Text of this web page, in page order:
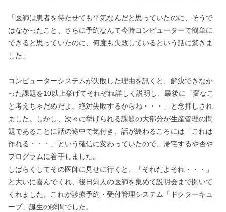
「医師は患者を待たせても平気なんだと思っていたのに、そうで
はなかったこと、さらに予約なんて今時コンピューターで簡単に
できると思っていたのに、何度も失敗しているという話に驚きま
した」
コンピューターシステムが失敗した理由を訊くと、解決できなか
った課題を10以上挙げてそれぞれ詳しく説明し、最後に「変なこ
と考えちゃだめだよ。絶対失敗するからね・・・」と念押しされ
ました。しかし、次々に挙げられる課題の大部分が生産管理の問
題であることに話の途中で気付き、話が終わるころには「これは
作れる・・・」という確信に変わっていたので、帰宅するや否や
プログラムに着手しました。
しばらくしてその医師に見せに行くと、「それだよそれ・・・」
と大いに喜んでくれ、後日知人の医師を集めて説明会まで開いて
くれました。これが診療予約・受付管理システム「ドクターキュ
ーブ」誕生の瞬間でした。